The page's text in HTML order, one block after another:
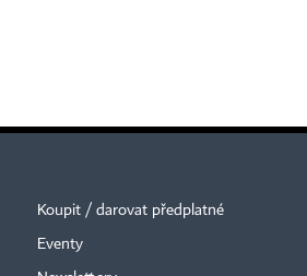
Koupit / darovat předplatné
Eventy